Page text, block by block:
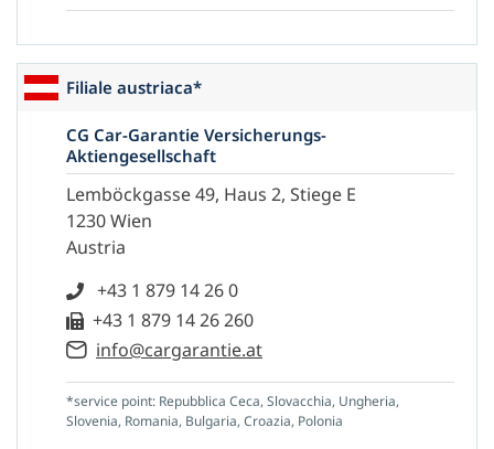
Filiale austriaca*
CG Car-Garantie Versicherungs-
Aktiengesellschaft
Lemböckgasse 49, Haus 2, Stiege E
1230 Wien
Austria
+43 1 879 14 26 0
+43 1 879 14 26 260
info@cargarantie.at
*service point: Repubblica Ceca, Slovacchia, Ungheria,
Slovenia, Romania, Bulgaria, Croazia, Polonia